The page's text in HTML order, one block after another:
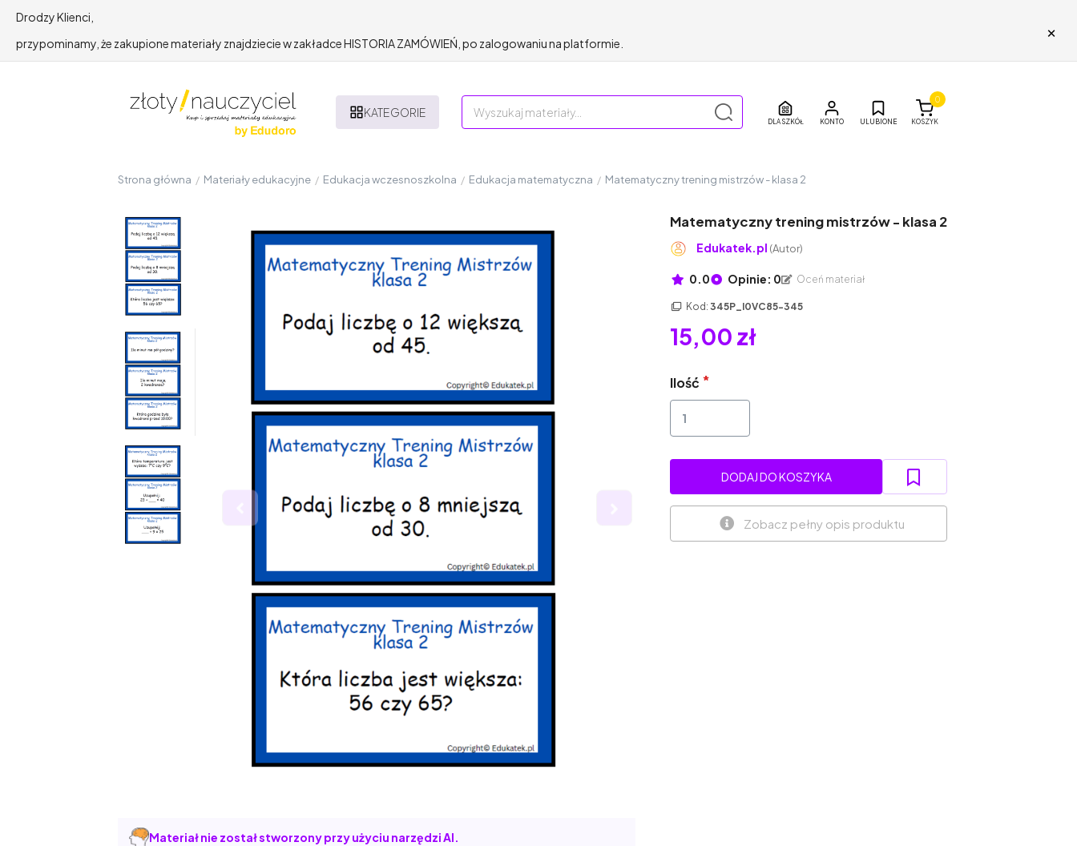
Drodzy Klienci,
przypominamy, że zakupione materiały znajdziecie w zakładce HISTORIA ZAMÓWIEŃ, po zalogowaniu na platformie.
×
KATEGORIE
DLA SZKÓŁ ULUBIONE KOSZYK
0
Strona główna / Materiały edukacyjne / Edukacja wczesnoszkolna / Edukacja matematyczna / Matematyczny trening mistrzów - klasa 2
Materiał nie został stworzony przy użyciu narzędzi AI.
Matematyczny trening mistrzów - klasa 2
Edukatek.pl (Autor)
0.0 Opinie: 0 Oceń materiał
Kod:345P_I0VC85-345
15,00 zł
Ilość
DODAJ DO KOSZYKA
Zobacz pełny opis produktu